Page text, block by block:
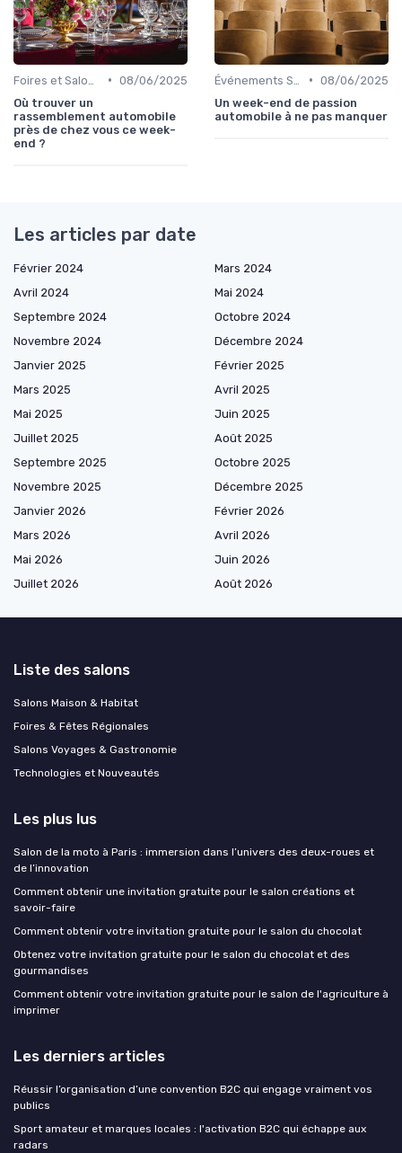
• 08/06/2025
Où trouver un
rassemblement automobile
près de chez vous ce week-
end ?
• 08/06/2025
Un week-end de passion
automobile à ne pas manquer
Les articles par date
Février 2024
Mars 2024
Avril 2024
Mai 2024
Septembre 2024
Octobre 2024
Novembre 2024
Décembre 2024
Janvier 2025
Février 2025
Mars 2025
Avril 2025
Mai 2025
Juin 2025
Juillet 2025
Août 2025
Septembre 2025
Octobre 2025
Novembre 2025
Décembre 2025
Janvier 2026
Février 2026
Mars 2026
Avril 2026
Mai 2026
Juin 2026
Juillet 2026
Août 2026
Liste des salons
Salons Maison & Habitat
Foires & Fêtes Régionales
Salons Voyages & Gastronomie
Technologies et Nouveautés
Les plus lus
Salon de la moto à Paris : immersion dans l’univers des deux-roues et
de l’innovation
Comment obtenir une invitation gratuite pour le salon créations et
savoir-faire
Comment obtenir votre invitation gratuite pour le salon du chocolat
Obtenez votre invitation gratuite pour le salon du chocolat et des
gourmandises
Comment obtenir votre invitation gratuite pour le salon de l'agriculture à
imprimer
Les derniers articles
Réussir l’organisation d’une convention B2C qui engage vraiment vos
publics
Sport amateur et marques locales : l'activation B2C qui échappe aux
radars